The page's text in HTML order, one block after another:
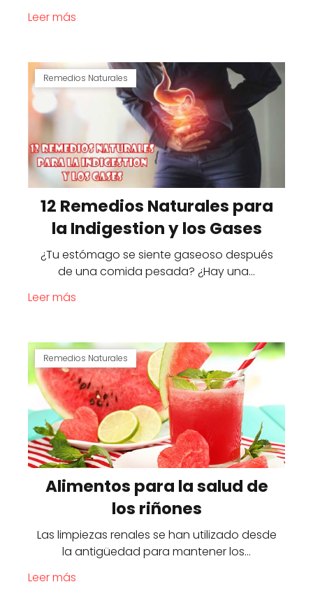
Leer más
Remedios Naturales
12 Remedios Naturales para
la Indigestion y los Gases
¿Tu estómago se siente gaseoso después
de una comida pesada? ¿Hay una…
Leer más
Remedios Naturales
Alimentos para la salud de
los riñones
Las limpiezas renales se han utilizado desde
la antigüedad para mantener los…
Leer más